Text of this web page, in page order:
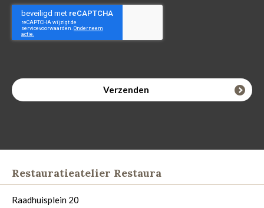
Restauratieatelier Restaura
Raadhuisplein 20